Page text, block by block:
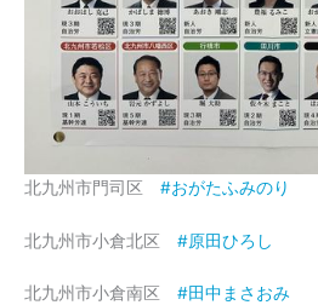
北九州市門司区 #おがたふみのり
北九州市小倉北区 #原田ひろし
北九州市小倉南区 #田中まさおみ